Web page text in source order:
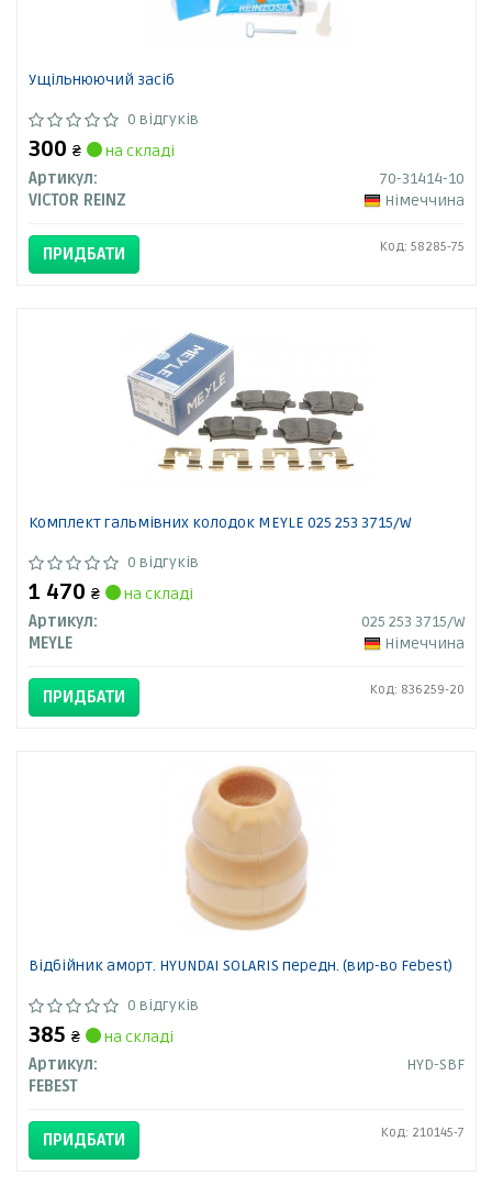
Ущільнюючий засіб
0 відгуків
300 ₴
на складі
Артикул:
70-31414-10
VICTOR REINZ
Німеччина
ПРИДБАТИ Код: 58285-75
Комплект гальмівних колодок MEYLE 025 253 3715/W
0 відгуків
1 470 ₴
на складі
Артикул:
025 253 3715/W
MEYLE
Німеччина
ПРИДБАТИ Код: 836259-20
Відбійник аморт. HYUNDAI SOLARIS передн. (вир-во Febest)
0 відгуків
385 ₴
на складі
Артикул:
HYD-SBF
FEBEST
ПРИДБАТИ Код: 210145-7